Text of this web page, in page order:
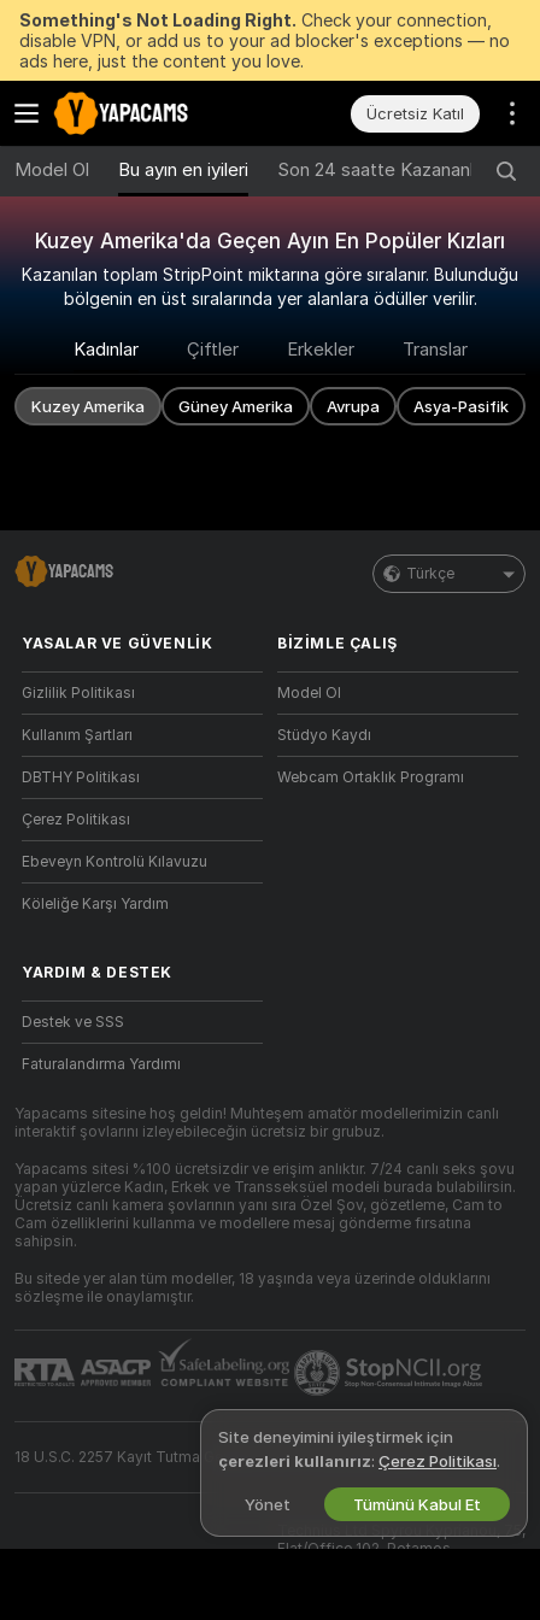
Something's Not Loading Right. Check your connection,
disable VPN, or add us to your ad blocker's exceptions — no
ads here, just the content you love.
Ücretsiz Katıl
Model Ol Bu ayın en iyileri Son 24 saatte Kazananlar
Kuzey Amerika'da Geçen Ayın En Popüler Kızları
Kazanılan toplam StripPoint miktarına göre sıralanır. Bulunduğu
bölgenin en üst sıralarında yer alanlara ödüller verilir.
Kadınlar Çiftler Erkekler Translar
Kuzey Amerika Güney Amerika Avrupa Asya-Pasifik
Türkçe
YASALAR VE GÜVENLIK
Gizlilik Politikası
Kullanım Şartları
DBTHY Politikası
Çerez Politikası
Ebeveyn Kontrolü Kılavuzu
Köleliğe Karşı Yardım
BIZIMLE ÇALIŞ
Model Ol
Stüdyo Kaydı
Webcam Ortaklık Programı
YARDIM & DESTEK
Destek ve SSS
Faturalandırma Yardımı
Yapacams sitesine hoş geldin! Muhteşem amatör modellerimizin canlı
interaktif şovlarını izleyebileceğin ücretsiz bir grubuz.
Yapacams sitesi %100 ücretsizdir ve erişim anlıktır. 7/24 canlı seks şovu
yapan yüzlerce Kadın, Erkek ve Transseksüel modeli burada bulabilirsin.
Ücretsiz canlı kamera şovlarının yanı sıra Özel Şov, gözetleme, Cam to
Cam özelliklerini kullanma ve modellere mesaj gönderme fırsatına
sahipsin.
Bu sitede yer alan tüm modeller, 18 yaşında veya üzerinde olduklarını
sözleşme ile onaylamıştır.
18 U.S.C. 2257 Kayıt Tutma Gereksinimleri Uyumluluk Beyanı
Site deneyimini iyileştirmek için
çerezleri kullanırız: Çerez Politikası.
Yönet Tümünü Kabul Et